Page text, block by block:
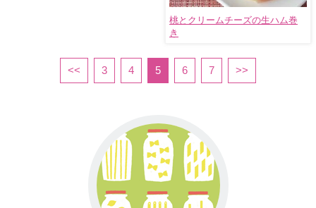
桃とクリームチーズの生ハム巻
き
<< 3 4 5 6 7 >>